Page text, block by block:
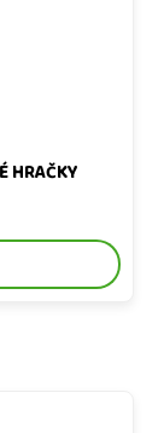
HRAČKY